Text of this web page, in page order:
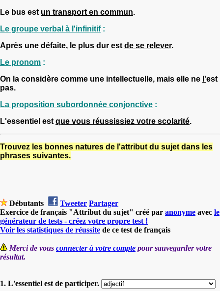
Le bus est un transport en commun.
Le groupe verbal à l'infinitif:
Après une défaite, le plus dur est de se relever.
Le pronom :
On la considère comme une intellectuelle, mais elle ne l'est
pas.
La proposition subordonnée conjonctive :
L'essentiel est que vous réussissiez votre scolarité.
Trouvez les bonnes natures de l'attribut du sujet dans les
phrases suivantes.
Débutants Tweeter Partager
Exercice de français "Attribut du sujet" créé par anonyme avec le
générateur de tests - créez votre propre test !
Voir les statistiques de réussite de ce test de français
Merci de vous connecter à votre compte pour sauvegarder votre
résultat.
1. L'essentiel est de participer.